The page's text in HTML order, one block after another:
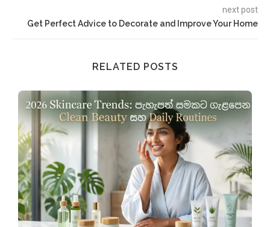
next post
Get Perfect Advice to Decorate and Improve Your Home
RELATED POSTS